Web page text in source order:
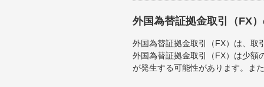
外国為替証拠金取引（FX
外国為替証拠金取引（FX）は、取
外国為替証拠金取引（FX）は少額
が発生する可能性があります。ま